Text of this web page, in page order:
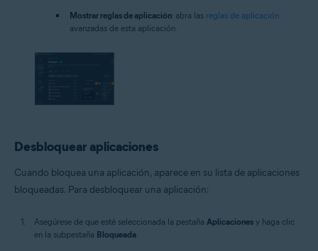
Mostrar reglas de aplicación: abra las reglas de aplicación
avanzadas de esta aplicación.
Desbloquear aplicaciones
Cuando bloquea una aplicación, aparece en su lista de aplicaciones
bloqueadas. Para desbloquear una aplicación:
Asegúrese de que esté seleccionada la pestaña Aplicaciones y haga clic
en la subpestaña Bloqueada.